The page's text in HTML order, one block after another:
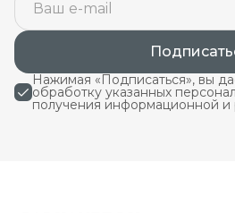
Нажимая «Подписаться», вы
обработку указанных
получения информационной и